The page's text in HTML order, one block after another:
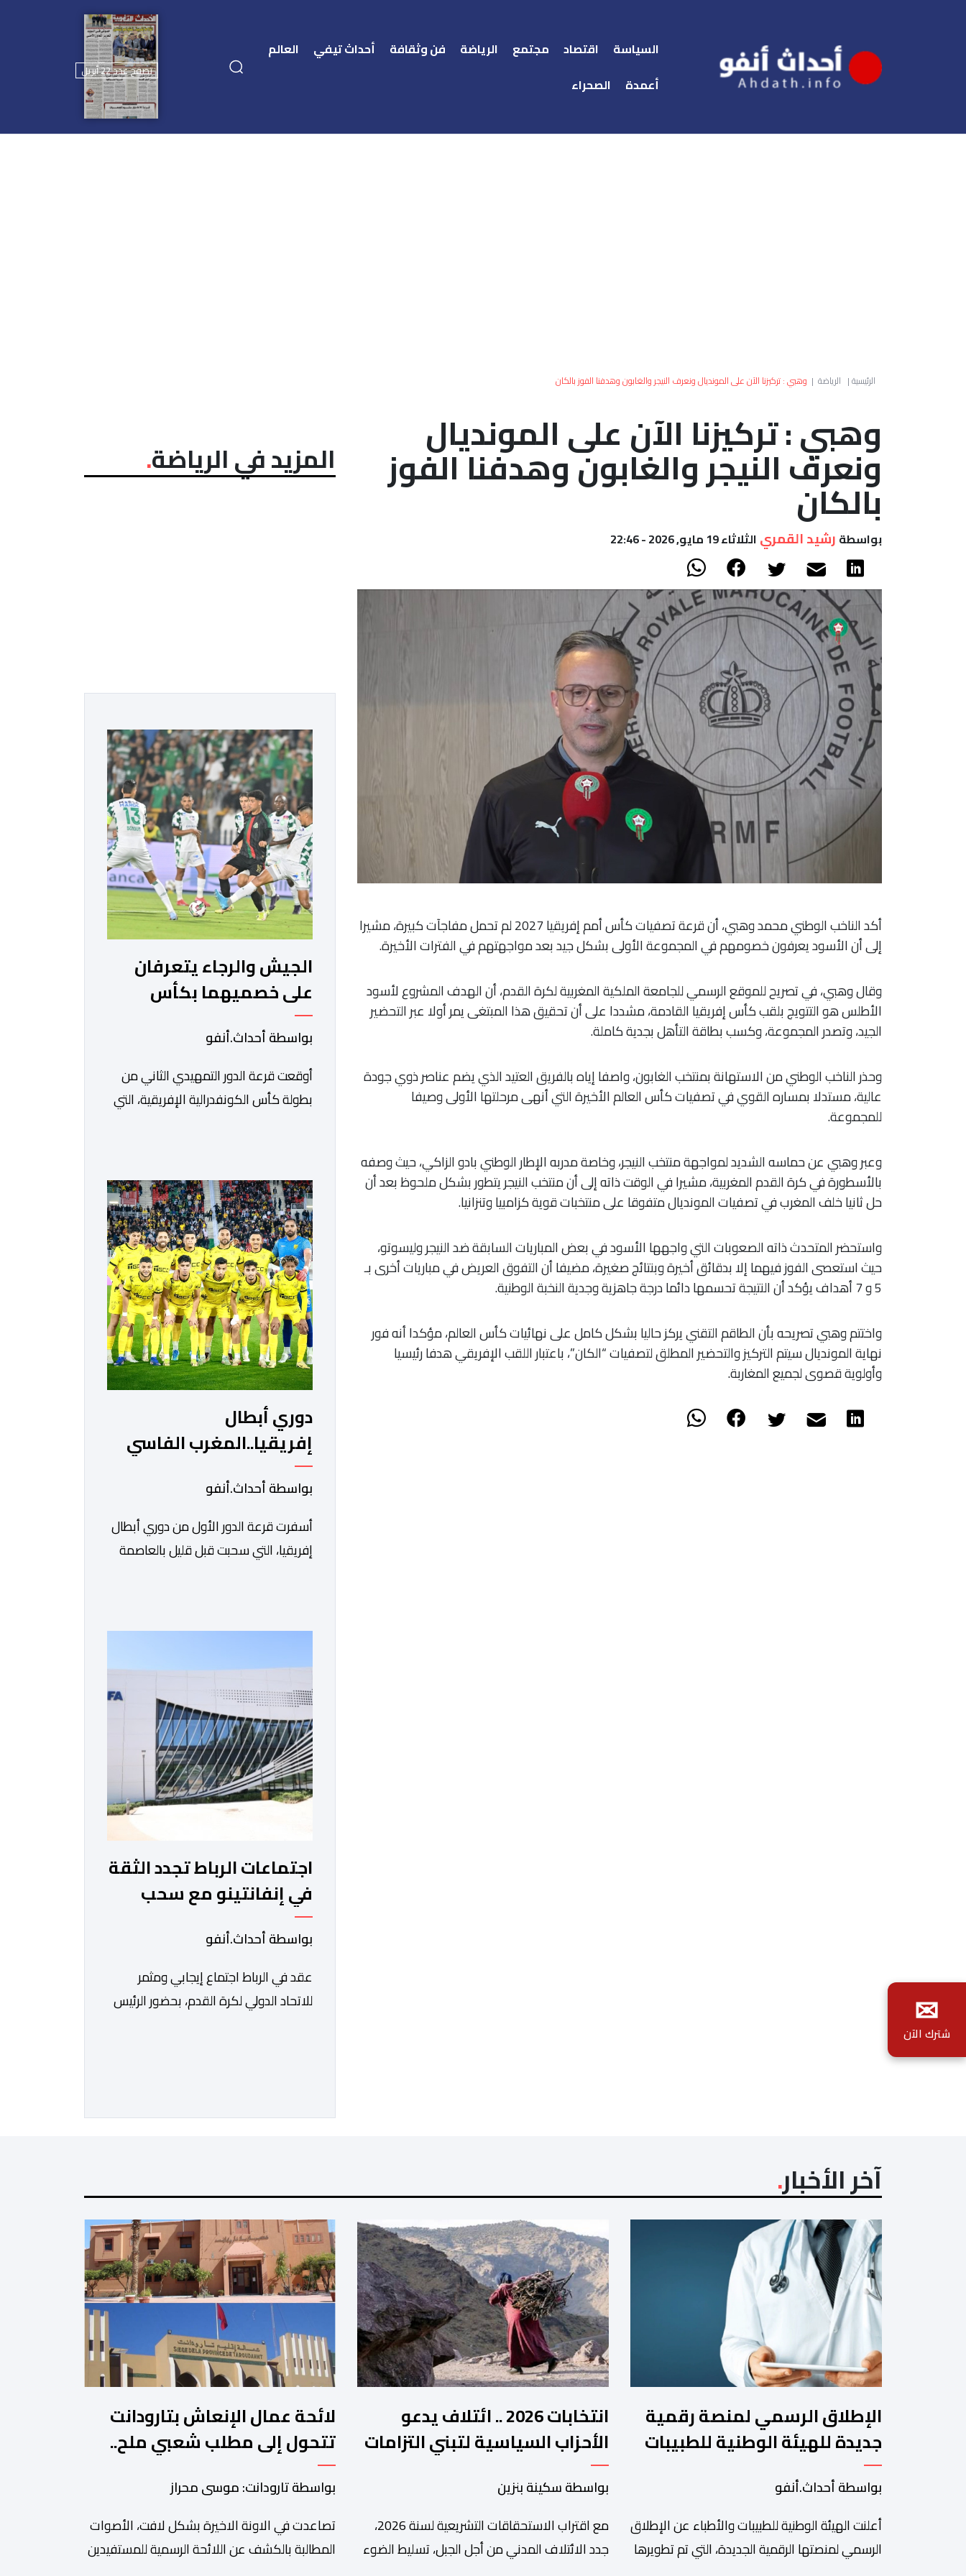
السياسة اقتصاد مجتمع الرياضة فن وثقافة أحداث تيفي
العالم
أعمدة
الصحراء
تصفح عدد 22 أبريل
الرئيسية| الرياضة | وهبي : تركيزنا الآن على المونديال ونعرف النيجر والغابون وهدفنا الفوز بالكان
وهبي : تركيزنا الآن على المونديال
ونعرف النيجر والغابون وهدفنا الفوز
بالكان
بواسطة رشيد القمري الثلاثاء 19 مايو, 2026 - 22:46
أكد الناخب الوطني محمد وهبي، أن قرعة تصفيات كأس أمم إفريقيا 2027 لم تحمل مفاجآت كبيرة، مشيرا
إلى أن الأسود يعرفون خصومهم في المجموعة الأولى بشكل جيد بعد مواجهتهم في الفترات الأخيرة.
​وقال وهبي، في تصريح للموقع الرسمي للجامعة الملكية المغربية لكرة القدم، أن الهدف المشروع لأسود
الأطلس هو التتويج بلقب كأس إفريقيا القادمة، مشددا على أن تحقيق هذا المبتغى يمر أولا عبر التحضير
الجيد، وتصدر المجموعة، وكسب بطاقة التأهل بجدية كاملة.
​وحذر الناخب الوطني من الاستهانة بمنتخب الغابون، واصفا إياه بالفريق العتيد الذي يضم عناصر ذوي جودة
عالية، مستدلا بمساره القوي في تصفيات كأس العالم الأخيرة التي أنهى مرحلتها الأولى وصيفا
للمجموعة.
​وعبر وهبي عن حماسه الشديد لمواجهة منتخب النيجر، وخاصة مدربه الإطار الوطني بادو الزاكي، حيث وصفه
بالأسطورة في كرة القدم المغربية، مشيرا في الوقت ذاته إلى أن منتخب النيجر يتطور بشكل ملحوظ بعد أن
حل ثانيا خلف المغرب في تصفيات المونديال متفوقا على منتخبات قوية كزامبيا وتنزانيا.
​واستحضر المتحدث ذاته الصعوبات التي واجهها الأسود في بعض المباريات السابقة ضد النيجر وليسوتو،
حيث استعصى الفوز فيهما إلا بدقائق أخيرة وبنتائج صغيرة، مضيفا أن التفوق العريض في مباريات أخرى بـ
5 و 7 أهداف يؤكد أن النتيجة تحسمها دائما درجة جاهزية وجدية النخبة الوطنية.
​واختتم وهبي تصريحه بأن الطاقم التقني يركز حاليا بشكل كامل على نهائيات كأس العالم، مؤكدا أنه فور
نهاية المونديال سيتم التركيز والتحضير المطلق لتصفيات “الكان”، باعتبار اللقب الإفريقي هدفا رئيسيا
وأولوية قصوى لجميع المغاربة.
المزيد في الرياضة
الجيش والرجاء يتعرفان
على خصميهما بكأس
الكاف
بواسطة أحداث.أنفو
أوقعت قرعة الدور التمهيدي الثاني من
بطولة كأس الكونفدرالية الإفريقية، التي
مرتقبة أمام أندية غرب ووسط القارة. ​
وسيكون نادي الرجاء الرياضي على موعد
مع مواجهة المتأهل من المباراة التي
تجمع بين إيل كانيمي واريورز النيجيري
ونادي أوديب ممثل […]
دوري أبطال
إفريقيا..المغرب الفاسي
يواجه رحيمو البوركينابي
بواسطة أحداث.أنفو
أسفرت قرعة الدور الأول من دوري أبطال
إفريقيا، التي سحبت قبل قليل بالعاصمة
موعد في هذا الدور مع الفائز من المباراة
التي تجمع بين ستار سبورت السييراليوني
ونادي المدينة الغامبي، حيث يطمح
الفريق […]
اجتماعات الرباط تجدد الثقة
في إنفانتينو مع سحب
مشروع الفيفا
بواسطة أحداث.أنفو
عقد في الرباط اجتماع إيجابي ومثمر
للاتحاد الدولي لكرة القدم، بحضور الرئيس
الثقة المتبادلة بين القيادة التنفيذية
الوحيد المباشر والمنتخب من قِبل 211
اتحادا […]
آخر الأخبار
الإطلاق الرسمي لمنصة رقمية
جديدة للهيئة الوطنية للطبيبات
والأطباء
بواسطة أحداث.أنفو
أعلنت الهيئة الوطنية للطبيبات والأطباء عن الإطلاق
الرسمي لمنصتها الرقمية الجديدة، التي تم تطويرها
انتخابات 2026 .. ائتلاف يدعو
الأحزاب السياسية لتبني التزامات
واضحة تجاه المناطق الجبلية
بواسطة سكينة بنزين
مع اقتراب الاستحقاقات التشريعية لسنة 2026،
جدد الائتلاف المدني من أجل الجبل، تسليط الضوء
لائحة عمال الإنعاش بتارودانت
تتحول إلى مطلب شعبي ملح..
فمن يجيب؟.
بواسطة تارودانت: موسى محراز
تصاعدت في الاونة الاخيرة بشكل لافت، الأصوات
المطالبة بالكشف عن اللائحة الرسمية للمستفيدين
✉
شترك الآن